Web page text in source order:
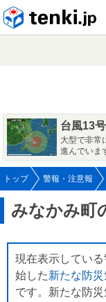
台風13
大型で非常
進んでいま
トップ 警報・注意報
みなかみ町
現在表示してい
始した新たな防
です。新たな防